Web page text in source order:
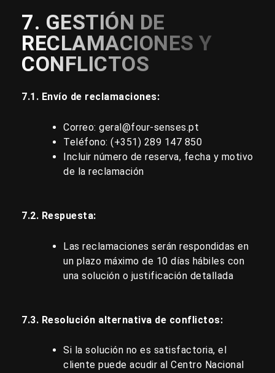
7. GESTIÓN DE
RECLAMACIONES Y
CONFLICTOS
7.1. Envío de reclamaciones:
Correo: geral@four-senses.pt
Teléfono: (+351) 289 147 850
Incluir número de reserva, fecha y motivo
de la reclamación
7.2. Respuesta:
Las reclamaciones serán respondidas en
un plazo máximo de 10 días hábiles con
una solución o justificación detallada
7.3. Resolución alternativa de conflictos:
Si la solución no es satisfactoria, el
cliente puede acudir al Centro Nacional